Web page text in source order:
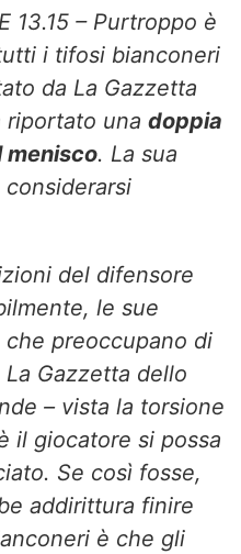
13.15 – Purtroppo è
i tifosi bianconeri
da La Gazzetta
riportato una doppia
menisco. La sua
del difensore
le sue
preoccupano di
Gazzetta dello
– vista la torsione
il giocatore si possa
Se così fosse,
addirittura finire
è che gli